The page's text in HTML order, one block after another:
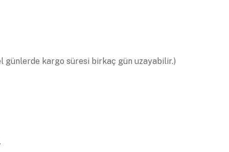
günlerde kargo süresi birkaç gün uzayabilir.)